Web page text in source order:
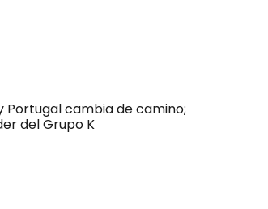
Portugal cambia de camino;
del Grupo K